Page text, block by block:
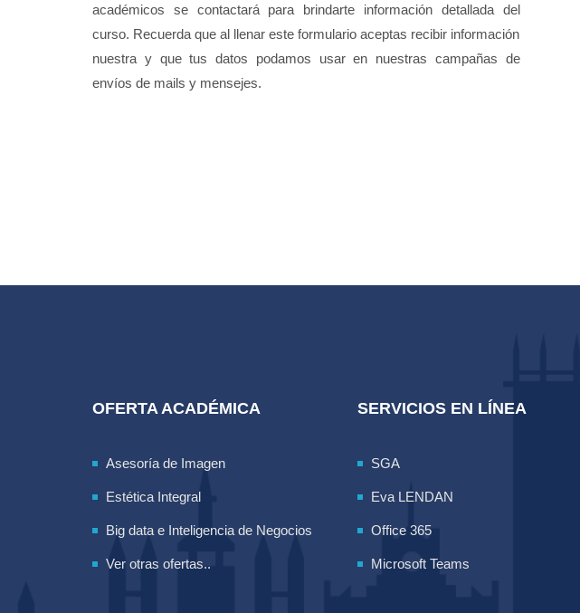
académicos se contactará para brindarte información detallada del
curso. Recuerda que al llenar este formulario aceptas recibir información
nuestra y que tus datos podamos usar en nuestras campañas de
envíos de mails y mensejes.
OFERTA ACADÉMICA
Asesoría de Imagen
Estética Integral
Big data e Inteligencia de Negocios
Ver otras ofertas..
SERVICIOS EN LÍNEA
SGA
Eva LENDAN
Office 365
Microsoft Teams